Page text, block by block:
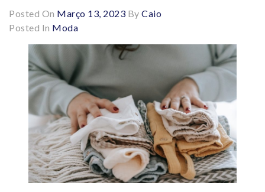
Posted On Março 13, 2023 By Caio
Posted In Moda